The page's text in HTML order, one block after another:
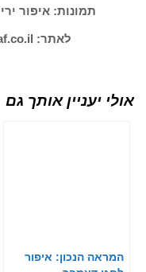
תמונות: איפור
לאתר: https://www.yarin-shahaf.co.il/
אולי יעניין אותך גם
המראה הנכון: איפור